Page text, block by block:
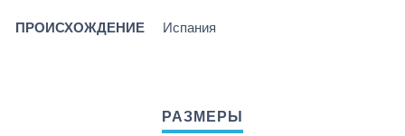
ПРОИСХОЖДЕНИЕ Испания